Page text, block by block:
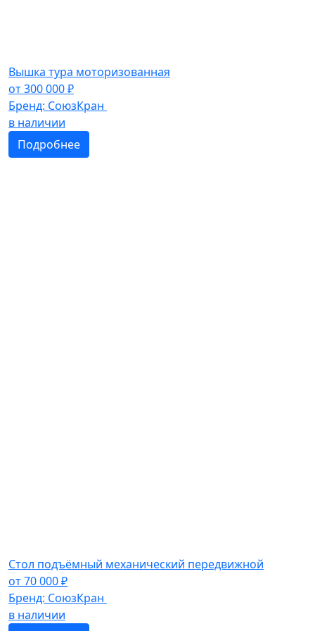
Вышка тура моторизованная
от300 000₽
Бренд: СоюзКран
в наличии
Подробнее
Стол подъёмный механический передвижной
от70 000₽
Бренд: СоюзКран
в наличии